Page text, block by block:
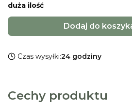
duża ilość
Dodaj do
Czas wysyłki:24 godziny
Cechy produktu